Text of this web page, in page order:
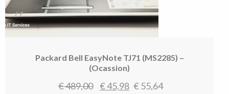
Packard Bell EasyNote TJ71 (MS2285) –
(Ocassion)
€489,00
Oorspronkelijke
€45,98 Huidige
€55,64